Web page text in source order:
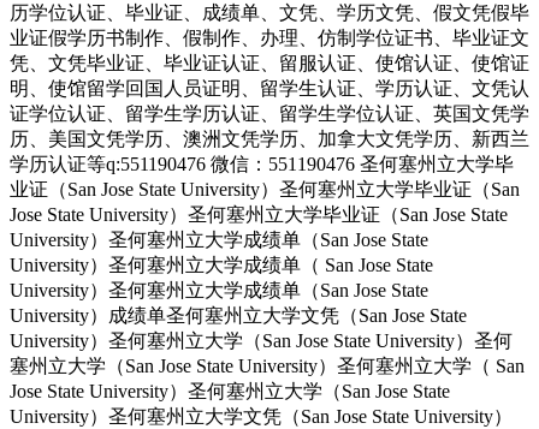
历学位认证、毕业证、成绩单、文凭、学历文凭、假文凭假毕
业证假学历书制作、假制作、办理、仿制学位证书、毕业证文
凭、文凭毕业证、毕业证认证、留服认证、使馆认证、使馆证
明、使馆留学回国人员证明、留学生认证、学历认证、文凭认
证学位认证、留学生学历认证、留学生学位认证、英国文凭学
历、美国文凭学历、澳洲文凭学历、加拿大文凭学历、新西兰
学历认证等q:551190476 微信：551190476 圣何塞州立大学毕
业证（San Jose State University）圣何塞州立大学毕业证（San
Jose State University）圣何塞州立大学毕业证（San Jose State
University）圣何塞州立大学成绩单（San Jose State
University）圣何塞州立大学成绩单（ San Jose State
University）圣何塞州立大学成绩单（San Jose State
University）成绩单圣何塞州立大学文凭（San Jose State
University）圣何塞州立大学（San Jose State University）圣何
塞州立大学（San Jose State University）圣何塞州立大学（ San
Jose State University）圣何塞州立大学（San Jose State
University）圣何塞州立大学文凭（San Jose State University）